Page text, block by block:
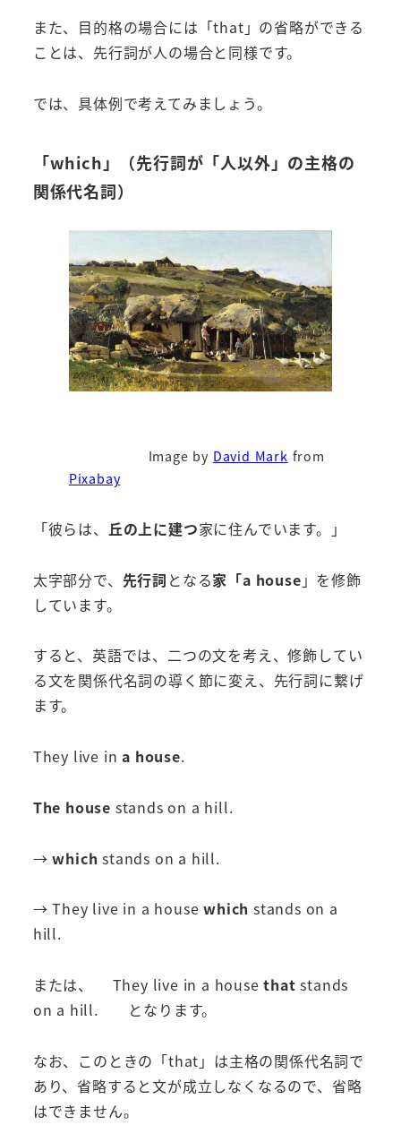
また、目的格の場合には「that」の省略ができる
ことは、先行詞が人の場合と同様です。
では、具体例で考えてみましょう。
「which」（先行詞が「人以外」の主格の
関係代名詞）
Image by David Mark from
Pixabay
「彼らは、 丘の上に建つ家に住んでいます。」
太字部分で、 先行詞 となる家「a house 」を修飾
しています。
すると、英語では、二つの文を考え、修飾してい
る文を関係代名詞の導く節に変え、先行詞に繋げ
ます。
They live ina house.
The house stands on a hill.
→which stands on a hill.
→ They live in a housewhich stands on a
hill.
または、 They live in a house that stands
on a hill. となります。
なお、このときの「that」は主格の関係代名詞で
あり、省略すると文が成立しなくなるので、省略
はできません。